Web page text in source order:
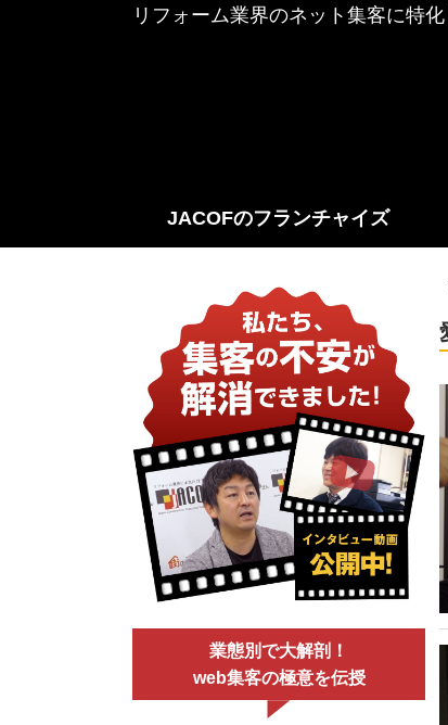
リフォーム業界のネット集客に特
JACOFのフランチャイズ
業態別で大解剖！
web集客の極意を伝授